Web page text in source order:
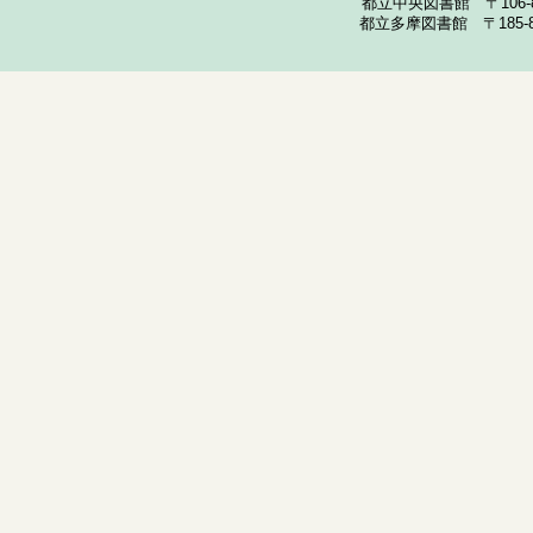
都立中央図書館 〒
都立多摩図書館 〒185-